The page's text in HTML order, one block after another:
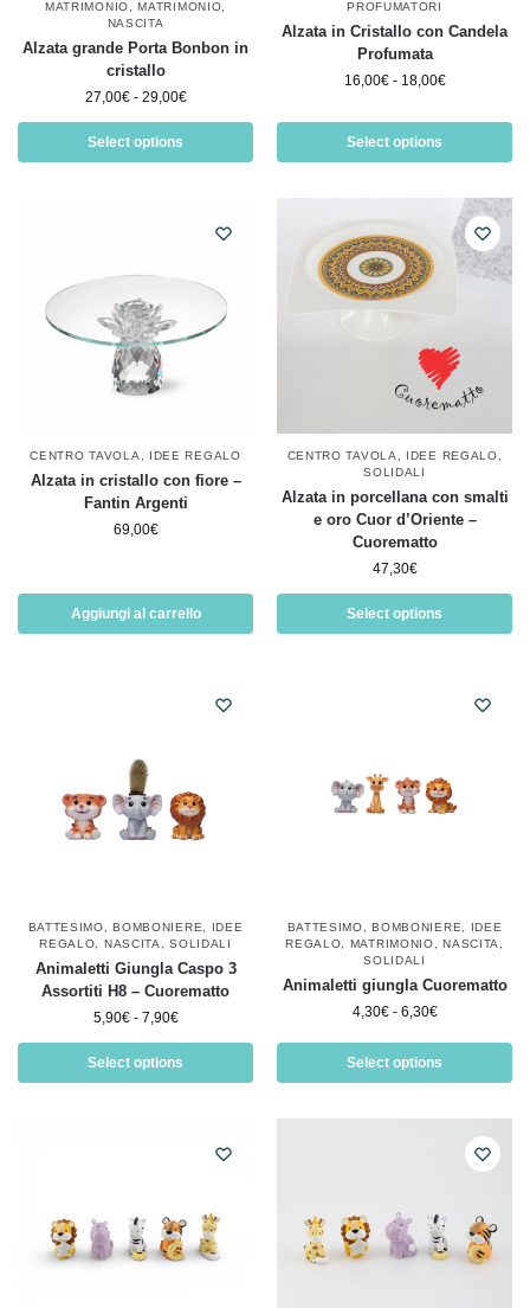
MATRIMONIO ,MATRIMONIO
NASCITA
Alzata grande Porta Bonbon in
cristallo
27,00€ - 29,00€
Select options
PROFUMATORI
Alzata in Cristallo con Candela
Profumata
16,00€ - 18,00€
Select options
CENTRO TAVOLA IDEE REGALO
Alzata in cristallo con fiore –
Fantin Argenti
69,00€
Aggiungi al carrello
CENTRO TAVOLA IDEE REGALO
SOLIDALI
Alzata in porcellana con smalti
e oro Cuor d’Oriente –
Cuorematto
47,30€
Select options
BATTESIMO ,BOMBONIERE
IDEE
REGALO
NASCITA ,SOLIDALI
Animaletti Giungla Caspo 3
Assortiti H8 – Cuorematto
5,90€ - 7,90€
Select options
BATTESIMO ,BOMBONIERE
IDEE
REGALO
MATRIMONIO ,NASCITA
SOLIDALI
Animaletti giungla Cuorematto
4,30€ - 6,30€
Select options